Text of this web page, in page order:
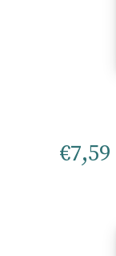
€7,59